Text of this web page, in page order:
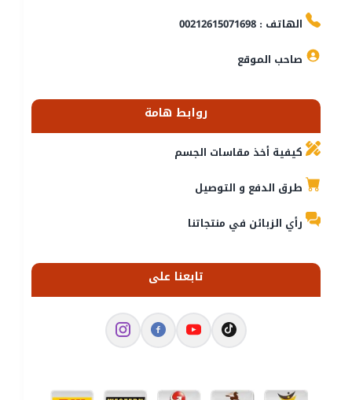
الهاتف : 00212615071698
صاحب الموقع
روابط هامة
كيفية أخذ مقاسات الجسم
طرق الدفع و التوصيل
رأي الزبائن في منتجاتنا
تابعنا على